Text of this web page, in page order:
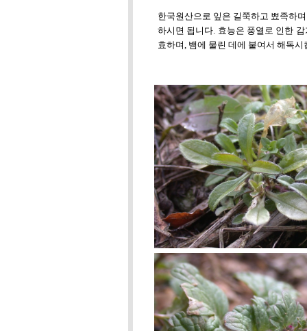
한국원산으로 잎은 길쭉하고 뾰족하
하시면 됩니다. 효능은 풍열로 인한
효하며, 뱀에 물린 데에 붙여서 해독시